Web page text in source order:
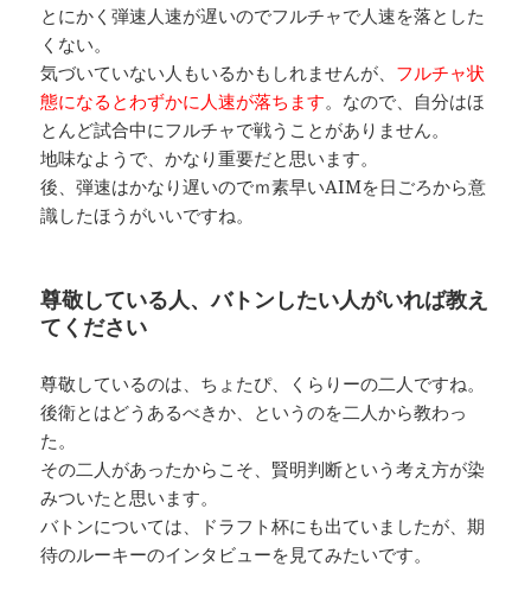
とにかく弾速人速が遅いのでフルチャで人速を落とした
くない。
気づいていない人もいるかもしれませんが、 フルチャ状
態になるとわずかに人速が落ちます。なので、自分はほ
とんど試合中にフルチャで戦うことがありません。
地味なようで、かなり重要だと思います。
後、弾速はかなり遅いのでｍ素早いAIMを日ごろから意
識したほうがいいですね。
尊敬している人、バトンしたい人がいれば教え
てください
尊敬しているのは、ちょたぴ、くらりーの二人ですね。
後衛とはどうあるべきか、というのを二人から教わっ
た。
その二人があったからこそ、賢明判断という考え方が染
みついたと思います。
バトンについては、ドラフト杯にも出ていましたが、期
待のルーキーのインタビューを見てみたいです。